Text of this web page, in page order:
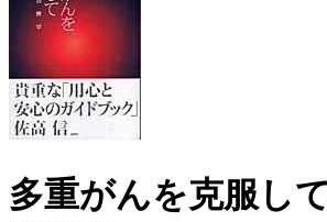
多重がんを克服し